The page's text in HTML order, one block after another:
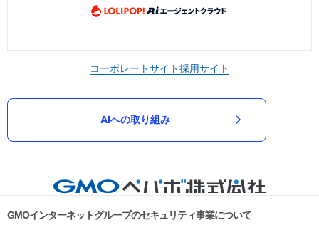
コーポレートサイト採用サイト
AIへの取り組み
GMOインターネットグループのセキュリティ事業について